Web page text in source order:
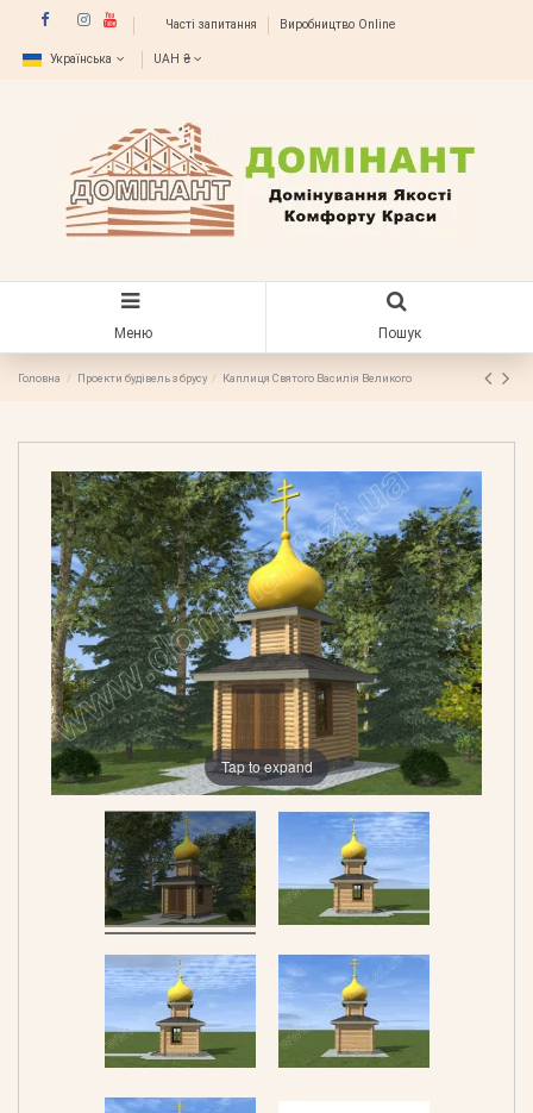
Часті запитання Виробництво Online
Українська UAH ₴
Меню Пошук
Головна Проекти будівель з брусу Каплиця Святого Василія Великого
Tap to expand